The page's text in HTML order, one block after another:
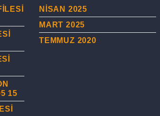
15
NISAN 2025
MART 2025
TEMMUZ 2020